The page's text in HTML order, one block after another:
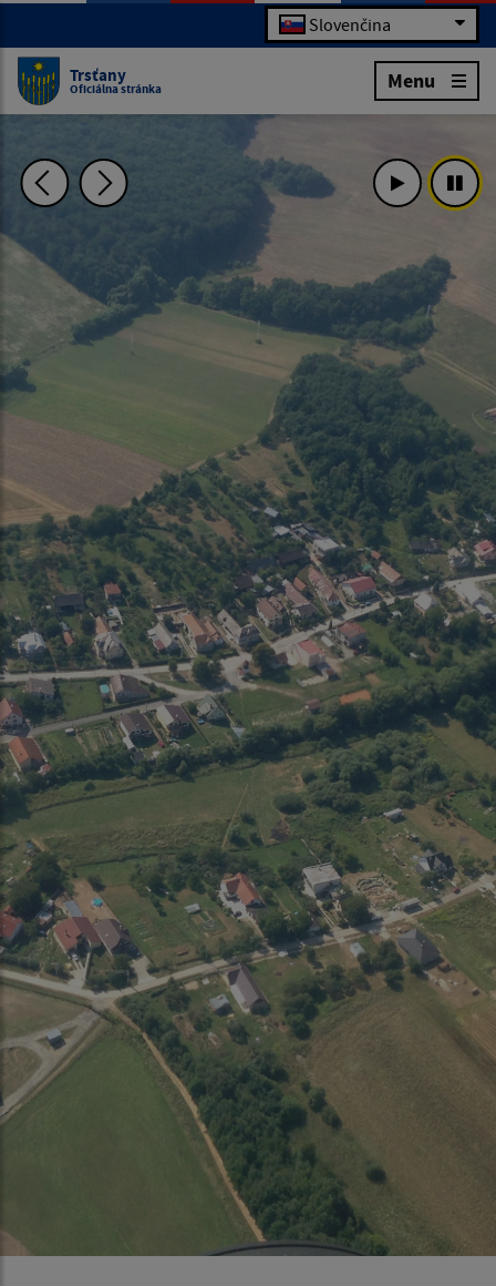
Slovenčina
Trsťany
Oficiálna stránka Menu